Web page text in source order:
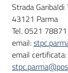
Strada Garibaldi
43121 Parma
Tel. 0521
email:
email certificata: